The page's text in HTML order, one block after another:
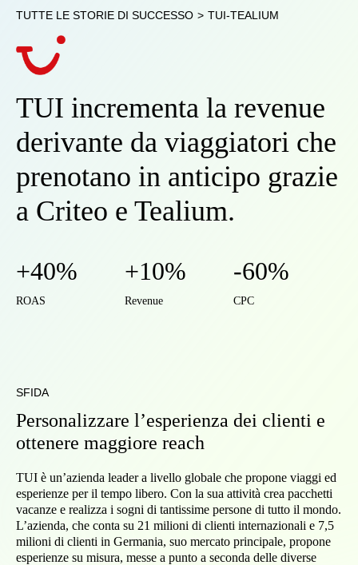
TUTTE LE STORIE DI SUCCESSO > TUI-TEALIUM
TUI incrementa la revenue
derivante da viaggiatori che
prenotano in anticipo grazie
a Criteo e Tealium.
+40%
ROAS
+10%
Revenue
-60%
CPC
SFIDA
Personalizzare l’esperienza dei clienti e
ottenere maggiore reach
TUI è un’azienda leader a livello globale che propone viaggi ed
esperienze per il tempo libero. Con la sua attività crea pacchetti
vacanze e realizza i sogni di tantissime persone di tutto il mondo.
L’azienda, che conta su 21 milioni di clienti internazionali e 7,5
milioni di clienti in Germania, suo mercato principale, propone
esperienze su misura, messe a punto a seconda delle diverse